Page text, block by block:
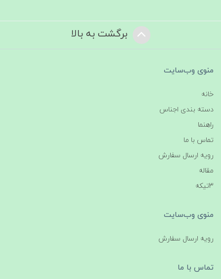
برگشت به بالا
منوی وب‌سایت
خانه
دسته بندی اجناس
راهنما
تماس با ما
رویه ارسال سفارش
مقاله
3تیکه
منوی وب‌سایت
رویه ارسال سفارش
تماس با ما